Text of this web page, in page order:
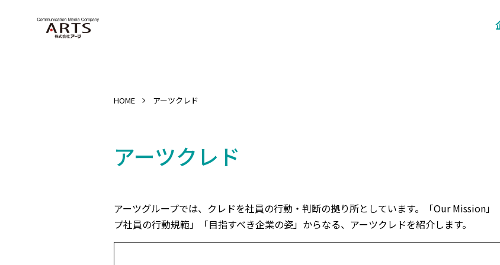
HOME アーツクレド
アーツクレド
アーツグループでは、クレドを社員の行動・判断の拠り所としています。「Our Mission
プ社員の行動規範」「目指すべき企業の姿」からなる、アーツクレドを紹介します。